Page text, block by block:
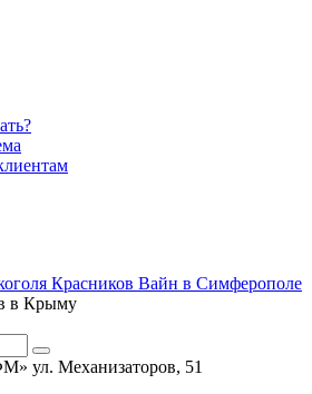
в Крыму
ул. Механизаторов, 51